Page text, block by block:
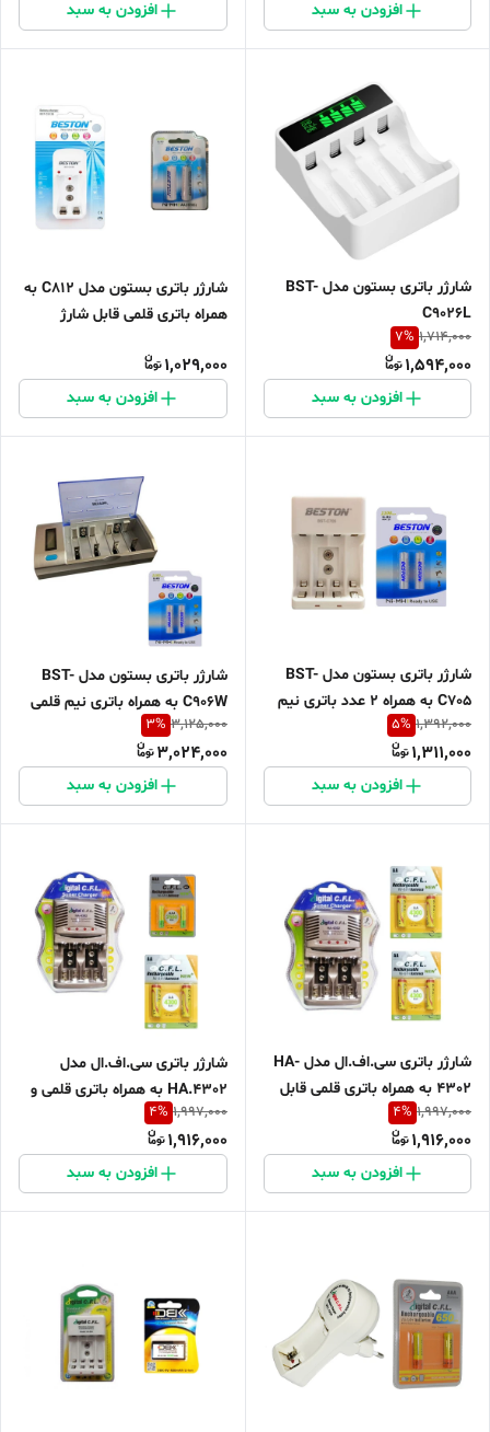
افزودن به سبد افزودن به سبد
شارژر باتری بستون مدل BST-
C9026L
1,714,000
7%
1,594,000
افزودن به سبد
شارژر باتری بستون مدل C812 به
همراه باتری قلمی قابل شارژ
1,029,000
افزودن به سبد
شارژر باتری بستون مدل BST-
C705 به همراه 2 عدد باتری نیم
قلمی
1,392,000
5%
1,311,000
افزودن به سبد
شارژر باتری بستون مدل BST-
C906W به همراه باتری نیم قلمی
بسته 2 عددی
3,125,000
3%
3,024,000
افزودن به سبد
شارژر باتری سی.اف.ال مدل HA-
4302 به همراه باتری قلمی قابل
شارژ بسته 4 عددی
1,997,000
4%
1,916,000
افزودن به سبد
شارژر باتری سی.اف.ال مدل
HA.4302 به همراه باتری قلمی و
نیم قلمی قابل شارژ بسته 4 عددی
1,997,000
4%
1,916,000
افزودن به سبد